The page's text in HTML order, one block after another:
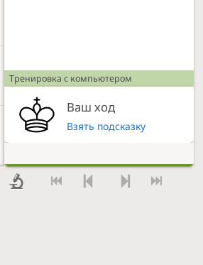
Тренировка с компьютером
Ваш ход
Взять подсказку